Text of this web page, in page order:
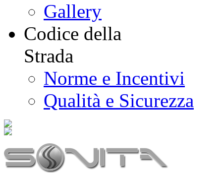
Gallery
Codice della
Strada
Norme e Incentivi
Qualità e Sicurezza